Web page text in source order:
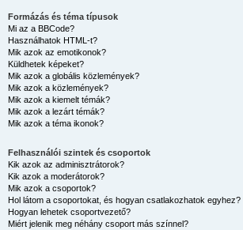
Formázás és téma típusok
Mi az a BBCode?
Használhatok HTML-t?
Mik azok az emotikonok?
Küldhetek képeket?
Mik azok a globális közlemények?
Mik azok a közlemények?
Mik azok a kiemelt témák?
Mik azok a lezárt témák?
Mik azok a téma ikonok?
Felhasználói szintek és csoportok
Kik azok az adminisztrátorok?
Kik azok a moderátorok?
Mik azok a csoportok?
Hol látom a csoportokat, és hogyan csatlakozhatok egyhez?
Hogyan lehetek csoportvezető?
Miért jelenik meg néhány csoport más színnel?